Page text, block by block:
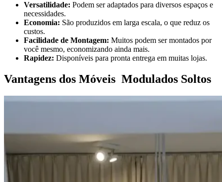
Versatilidade: Podem ser adaptados para diversos espaços e
necessidades.
Economia: São produzidos em larga escala, o que reduz os
custos.
Facilidade de Montagem: Muitos podem ser montados por
você mesmo, economizando ainda mais.
Rapidez: Disponíveis para pronta entrega em muitas lojas.
Vantagens dos Móveis Modulados Soltos